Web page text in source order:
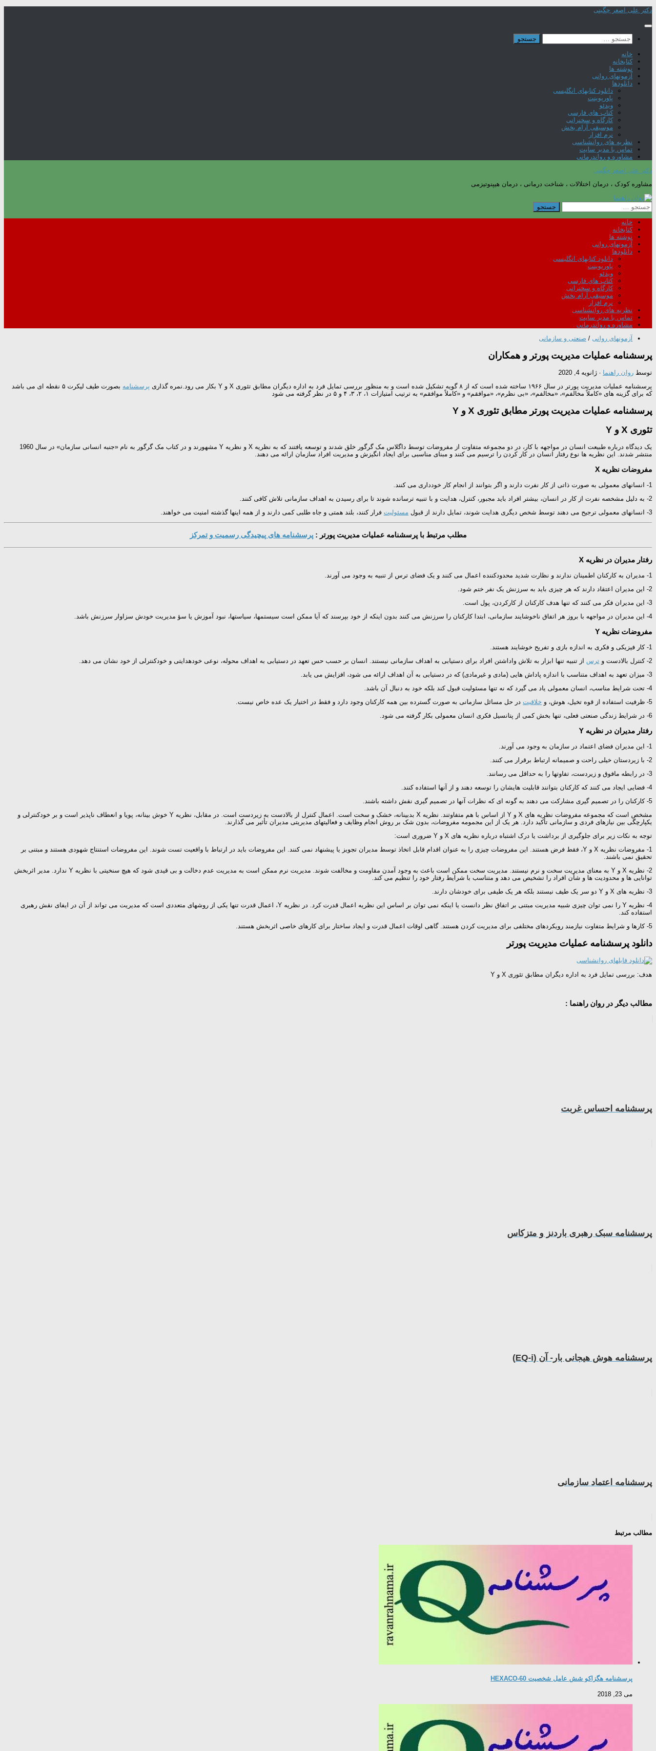
Skip
content
دکتر علی اصغر چگینی
جستجو
برای:
خانه
کتابخانه
نوشته ها
آزمونهای روانی
دانلودها
دانلود کتابهای انگلیسی
پاورپوینت
ویدئو
کتاب های فارسی
کارگاه و سخنرانی
موسیقی آرام بخش
نرم افزار
نظریه های روانشناسی
تماس با مدیر سایت
مشاوره و رواندرمانی
دکتر علی اصغر چگینی
مشاوره کودک ، درمان اختلالات ، شناخت درمانی ، درمان هیپنوتیزمی
جستجو
برای:
خانه
کتابخانه
نوشته ها
آزمونهای روانی
دانلودها
دانلود کتابهای انگلیسی
پاورپوینت
ویدئو
کتاب های فارسی
کارگاه و سخنرانی
موسیقی آرام بخش
نرم افزار
نظریه های روانشناسی
تماس با مدیر سایت
مشاوره و رواندرمانی
آزمونهای روانی / صنعتی و سازمانی
پرسشنامه عملیات مدیریت پورتر و همکاران
توسط روان راهنما · ژانویه 4, 2020
پرسشنامه عملیات مدیریت پورتر در سال ۱۹۶۶ ساخته شده است که از ۸ گویه تشکیل شده است و به منظور بررسی تمایل فرد به اداره دیگران مطابق تئوری X و Y بکار می رود.نمره گذاری
پرسشنامه
بصورت طیف لیکرت ۵ نقطه ای می باشد
که برای گزینه های «کاملاً مخالفم»، «مخالفم»، «بی نظرم»، «موافقم» و «کاملاً موافقم» به ترتیب امتیازات ۱، ۲، ۳، ۴ و ۵ در نظر گرفته می شود
پرسشنامه عملیات مدیریت پورتر مطابق تئوری X و Y
تئوری X و Y
یک دیدگاه درباره طبیعت انسان در مواجهه با کار، در دو مجموعه متفاوت از مفروضات توسط داگلاس مک گرگور خلق شدند و توسعه یافتند که به نظریه X و نظریه Y مشهورند و در کتاب مک گرگور به نام «جنبه انسانی سازمان» در سال 1960
منتشر شدند. این نظریه ها نوع رفتار انسان در کار کردن را ترسیم می کنند و مبنای مناسبی برای ایجاد انگیزش و مدیریت افراد سازمان ارائه می دهند.
مفروضات نظریه X
1- انسانهای معمولی به صورت ذاتی از کار نفرت دارند و اگر بتوانند از انجام کار خودداری می کنند.
2- به دلیل مشخصه نفرت از کار در انسان، بیشتر افراد باید مجبور، کنترل، هدایت و با تنبیه ترسانده شوند تا برای رسیدن به اهداف سازمانی تلاش کافی کنند.
3- انسانهای معمولی ترجیح می دهند توسط شخص دیگری هدایت شوند، تمایل دارند از قبول
مسئولیت فرار کنند، بلند همتی و جاه طلبی کمی دارند و از همه اینها گذشته امنیت می خواهند.
مطلب مرتبط با پرسشنامه عملیات مدیریت پورتر :پرسشنامه های پیچیدگی رسمیت و تمرکز
رفتار مدیران در نظریه X
1- مدیران به کارکنان اطمینان ندارند و نظارت شدید محدودکننده اعمال می کنند و یک فضای ترس از تنبیه به وجود می آورند.
2- این مدیران اعتقاد دارند که هر چیزی باید به سرزنش یک نفر ختم شود.
3- این مدیران فکر می کنند که تنها هدف کارکنان از کارکردن، پول است.
4- این مدیران در مواجهه با بروز هر اتفاق ناخوشایند سازمانی، ابتدا کارکنان را سرزنش می کنند بدون اینکه از خود بپرسند که آیا ممکن است سیستمها، سیاستها، نبود آموزش یا سؤ مدیریت خودش سزاوار سرزنش باشد.
مفروضات نظریه Y
1- کار فیزیکی و فکری به اندازه بازی و تفریح خوشایند هستند.
2- کنترل بالادست و
ترس از تنبیه تنها ابزار به تلاش واداشتن افراد برای دستیابی به اهداف سازمانی نیستند. انسان بر حسب حس تعهد در دستیابی به اهداف محوله، نوعی خودهدایتی و خودکنترلی از خود نشان می دهد.
3- میزان تعهد به اهداف متناسب با اندازه پاداش هایی (مادی و غیرمادی) که در دستیابی به آن اهداف ارائه می شود، افزایش می یابد.
4- تحت شرایط مناسب، انسان معمولی یاد می گیرد که نه تنها مسئولیت قبول کند بلکه خود به دنبال آن باشد.
5- ظرفیت استفاده از قوه تخیل، هوش، و
خلاقیت در حل مسائل سازمانی به صورت گسترده بین همه کارکنان وجود دارد و فقط در اختیار یک عده خاص نیست.
6- در شرایط زندگی صنعتی فعلی، تنها بخش کمی از پتانسیل فکری انسان معمولی بکار گرفته می شود.
رفتار مدیران در نظریه Y
1- این مدیران فضای اعتماد در سازمان به وجود می آورند.
2- با زیردستان خیلی راحت و صمیمانه ارتباط برقرار می کنند.
3- در رابطه مافوق و زیردست، تفاوتها را به حداقل می رسانند.
4- فضایی ایجاد می کنند که کارکنان بتوانند قابلیت هایشان را توسعه دهند و از آنها استفاده کنند.
5- کارکنان را در تصمیم گیری مشارکت می دهند به گونه ای که نظرات آنها در تصمیم گیری نقش داشته باشند.
مشخص است که مجموعه مفروضات نظریه های X و Y از اساس با هم متفاوتند. نظریه X بدبینانه، خشک و سخت است. اعمال کنترل از بالادست به زیردست است. در مقابل، نظریه Y خوش بینانه، پویا و انعطاف ناپذیر است و بر خودکنترلی و
یکپارچگی بین نیازهای فردی و سازمانی تأکید دارد. هر یک از این مجمومه مفروضات، بدون شک بر روش انجام وظایف و فعالیتهای مدیریتی مدیران تأثیر می گذارند.
توجه به نکات زیر برای جلوگیری از برداشت یا درک اشتباه درباره نظریه های X و Y ضروری است:
1- مفروضات نظریه X و Y، فقط فرض هستند. این مفروضات چیزی را به عنوان اقدام قابل اتخاذ توسط مدیران تجویز یا پیشنهاد نمی کنند. این مفروضات باید در ارتباط با واقعیت تست شوند. این مفروضات استنتاج شهودی هستند و مبتنی بر
تحقیق نمی باشند.
2- نظریه X و Y به معنای مدیریت سخت و نرم نیستند. مدیریت سخت ممکن است باعث به وجود آمدن مقاومت و مخالفت شوند. مدیریت نرم ممکن است به مدیریت عدم دخالت و بی قیدی شود که هیچ سنخیتی با نظریه Y ندارد. مدیر اثربخش
توانایی ها و محدودیت ها و شأن افراد را تشخیص می دهد و متناسب با شرایط رفتار خود را تنظیم می کند.
3- نظریه های X و Y دو سر یک طیف نیستند بلکه هر یک طیفی برای خودشان دارند.
4- نظریه Y را نمی توان چیزی شبیه مدیریت مبتنی بر اتفاق نظر دانست یا اینکه نمی توان بر اساس این نظریه اعمال قدرت کرد. در نظریه Y، اعمال قدرت تنها یکی از روشهای متعددی است که مدیریت می تواند از آن در ایفای نقش رهبری
استفاده کند.
5- کارها و شرایط متفاوت نیازمند رویکردهای مختلفی برای مدیریت کردن هستند. گاهی اوقات اعمال قدرت و ایجاد ساختار برای کارهای خاصی اثربخش هستند.
دانلود پرسشنامه عملیات مدیریت پورتر
هدف: بررسی تمایل فرد به اداره دیگران مطابق تئوری X و Y
مطالب دیگر در روان راهنما :
پرسشنامه احساس غربت
پرسشنامه سبک رهبری باردنز و متزکاس
پرسشنامه هوش هیجانی بار- آن (EQ-i)
پرسشنامه اعتماد سازمانی
مطالب مرتبط
پرسشنامه هگزاکو شش عامل شخصیت HEXACO-60
می 23, 2018